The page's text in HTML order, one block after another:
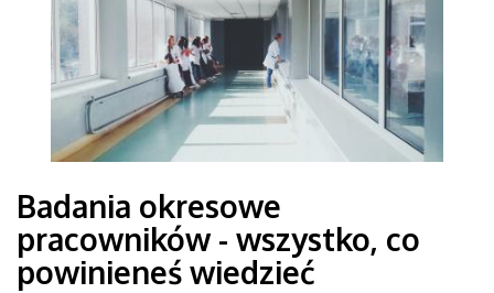
Badania okresowe
pracowników - wszystko, co
powinieneś wiedzieć